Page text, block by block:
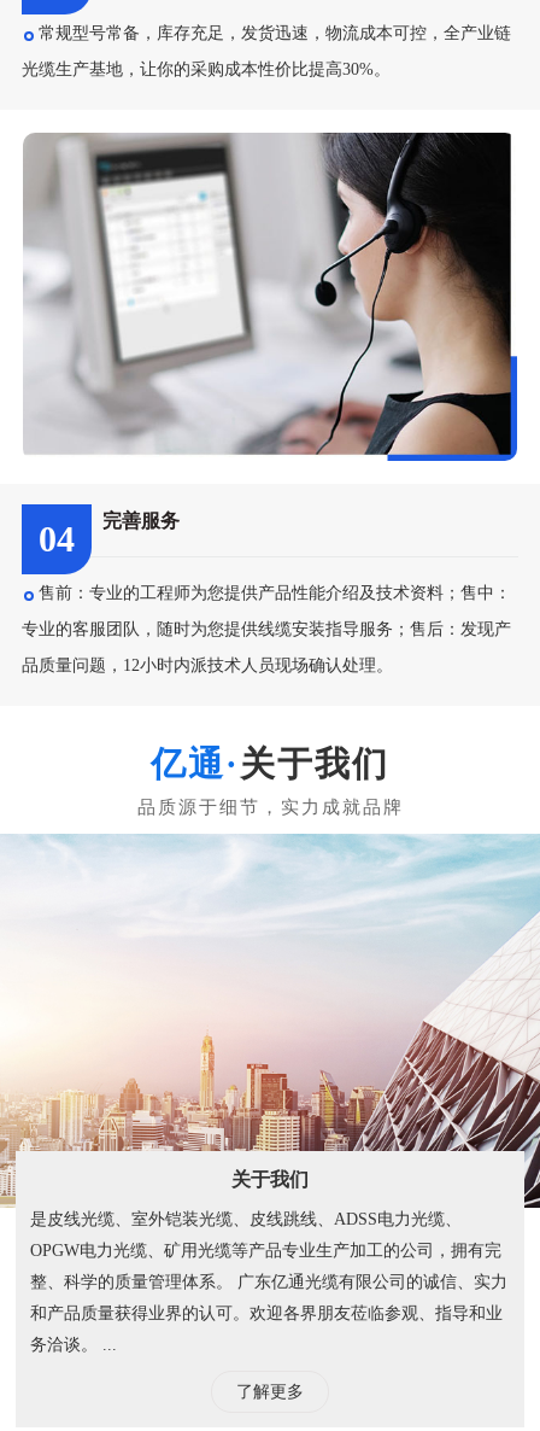
常规型号常备，库存充足，发货迅速，物流成本可控，全产业链
光缆生产基地，让你的采购成本性价比提高30%。
04 完善服务
售前：专业的工程师为您提供产品性能介绍及技术资料；售中：
专业的客服团队，随时为您提供线缆安装指导服务；售后：发现产
品质量问题，12小时内派技术人员现场确认处理。
关于我们
关于我们
是皮线光缆、室外铠装光缆、皮线跳线、ADSS电力光缆、
OPGW电力光缆、矿用光缆等产品专业生产加工的公司，拥有完
整、科学的质量管理体系。 广东亿通光缆有限公司的诚信、实力
和产品质量获得业界的认可。欢迎各界朋友莅临参观、指导和业
务洽谈。 ...
了解更多